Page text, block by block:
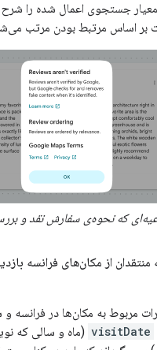
معیار جستجوی اعمال شده را
بر اساس مرتبط بودن مرتب
که نحوه‌ی سفارش نقد و
منتقدان از مکان‌های فرانسه
مربوط به مکان‌ها در فرانسه
visitDate (ماه و سالی که